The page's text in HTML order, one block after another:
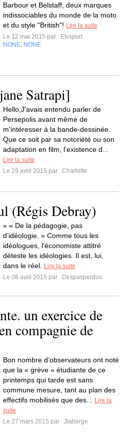
Barbour et Belstaff, deux marques
indissociables du monde de la moto
et du style "British"! Lire la suite
Le 12 mai 2015 par
Etvsport
NONE NONE
Satrapi]
Hello,J'avais entendu parler de
Persepolis avant même de
m'intéresser à la bande-dessinée.
Que ce soit par sa notoriété ou son
adaptation en film, l'existence d...
Lire la suite
Le 29 avril 2015 par
Charlotte
(Régis Debray)
« « De la pédagogie, pas
d’idéologie. » Comme tous les
idéologues, l’économiste attitré
déteste les idéologies. Il est, lui,
dans le réel.
Lire la suite
Le 08 avril 2015 par
Despasperdus
un exercice de
compagnie de
Bon nombre d’observateurs ont noté
que la « grève » étudiante de ce
printemps qui tarde est sans
commune mesure, tant au plan des
effectifs mobilisés que des...
Lire la
suite
Le 27 mars 2015 par
Jlaberge